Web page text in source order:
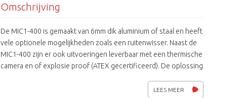
Omschrijving
De MIC1-400 is gemaakt van 6mm dik aluminium of staal en heeft
vele optionele mogelijkheden zoals een ruitenwisser. Naast de
MIC1-400 zijn er ook uitvoeringen leverbaar met een thermische
camera en of explosie proof (ATEX gecertificeerd). De oplossing
LEES MEER